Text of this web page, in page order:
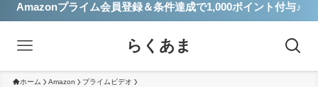
Amazonプライム会員登録＆条件達成で1,000ポイント付与♪
らくあま
ホーム Amazon プライムビデオ